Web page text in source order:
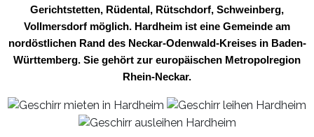
Gerichtstetten, Rüdental, Rütschdorf, Schweinberg,
Vollmersdorf möglich. Hardheim ist eine Gemeinde am
nordöstlichen Rand des Neckar-Odenwald-Kreises in Baden-
Württemberg. Sie gehört zur europäischen Metropolregion
Rhein-Neckar.